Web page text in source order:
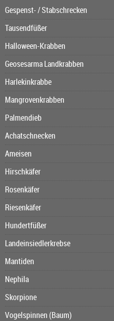
Gespenst- / Stabschrecken
Tausendfüßer
Halloween-Krabben
Geosesarma Landkrabben
Harlekinkrabbe
Mangrovenkrabben
Palmendieb
Achatschnecken
Ameisen
Hirschkäfer
Rosenkäfer
Riesenkäfer
Hundertfüßer
Landeinsiedlerkrebse
Mantiden
Nephila
Skorpione
Vogelspinnen (Baum)